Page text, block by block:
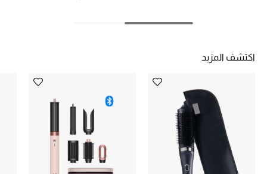
جميع إصدارتنا النسائية
تشكيلة المناسبات للنساء
الحب للمحلي
الملابس الرياضية النسائية
اكتشف المزيد